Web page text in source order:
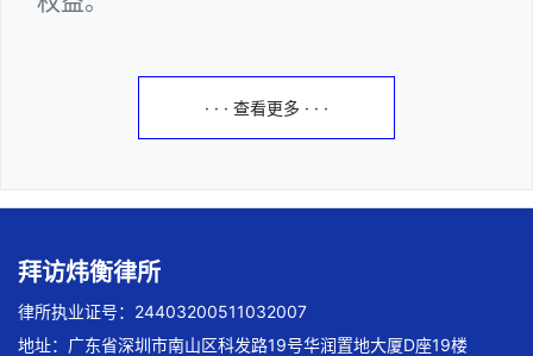
· · · 查看更多 · · ·
拜访炜衡律所
律所执业证号：24403200511032007
地址：广东省深圳市南山区科发路19号华润置地大厦D座19楼